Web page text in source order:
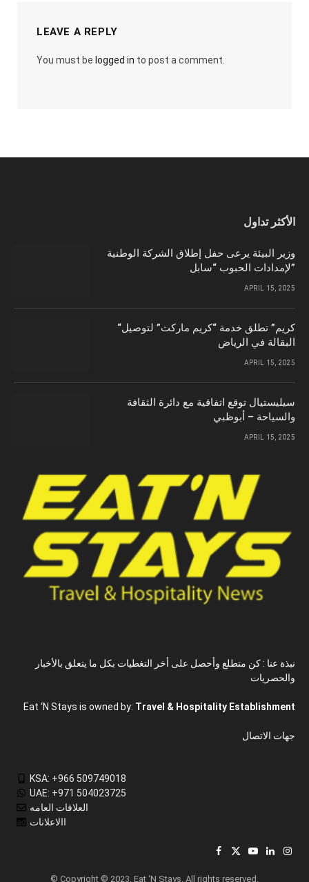
LEAVE A REPLY
You must be logged in to post a comment.
الأكثر تداول
وزير البيئة يرعى حفل إطلاق الشركة الوطنية
لإمدادات الحبوب “سابل”
APRIL 15, 2025
“كريم” تطلق خدمة “كريم ماركت” لتوصيل
البقالة في الرياض
APRIL 15, 2025
سيليستيال توقع اتفاقية مع دائرة الثقافة
والسياحة – أبوظبي
APRIL 15, 2025
نبذة عنا : كن متطلع وأحصل على أخر التغطيات بكل ما يتعلق بالأخبار
والحصريات
Eat ‘N Stays is owned by: Travel & Hospitality Establishment
جهات الاتصال
KSA: +966 509749018
UAE: +971 504023725
العلاقات العامه
االاعلانات
Facebook
X
YouTube
LinkedIn
© Copyright © 2023, Eat ‘N Stays. All rights reserved.